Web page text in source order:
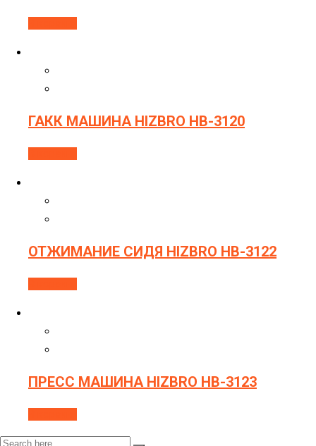
ГАКК МАШИНА HIZBRO HB-3120
ОТЖИМАНИЕ СИДЯ HIZBRO HB-3122
ПРЕСС МАШИНА HIZBRO HB-3123